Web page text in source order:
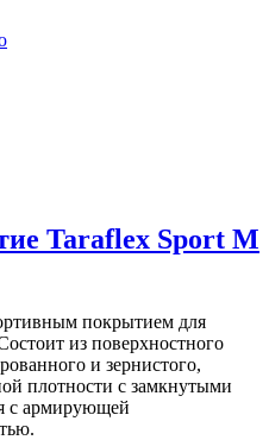
Taraflex Sport M
покрытием для
из поверхностного
и зернистого,
плотности с замкнутыми
с армирующей